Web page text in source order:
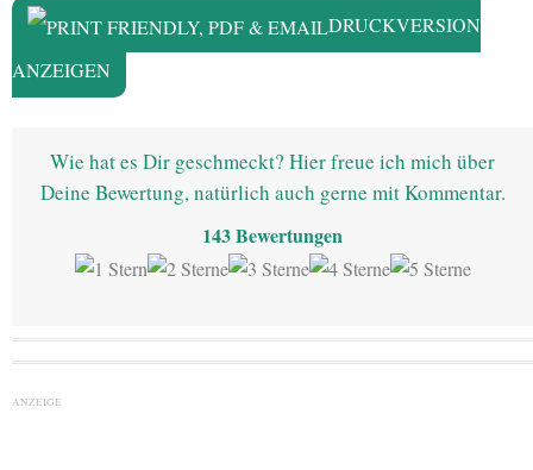
DRUCKVERSION
ANZEIGEN
Wie hat es Dir geschmeckt? Hier freue ich mich über
Deine Bewertung, natürlich auch gerne mit Kommentar.
143Bewertungen
ANZEIGE